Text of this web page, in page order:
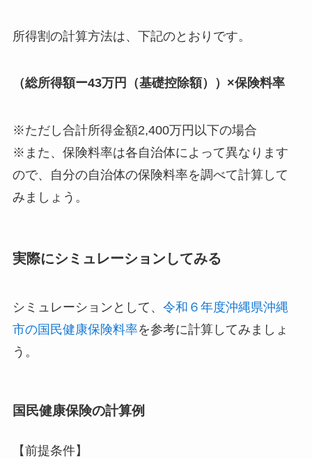
所得割の計算方法は、下記のとおりです。
（総所得額ー43万円（基礎控除額））×保険料率
※ただし合計所得金額2,400万円以下の場合
※また、保険料率は各自治体によって異なります
ので、自分の自治体の保険料率を調べて計算して
みましょう。
実際にシミュレーションしてみる
シミュレーションとして、 令和６年度沖縄県沖縄
市の国民健康保険料率を参考に計算してみましょ
う。
国民健康保険の計算例
【前提条件】